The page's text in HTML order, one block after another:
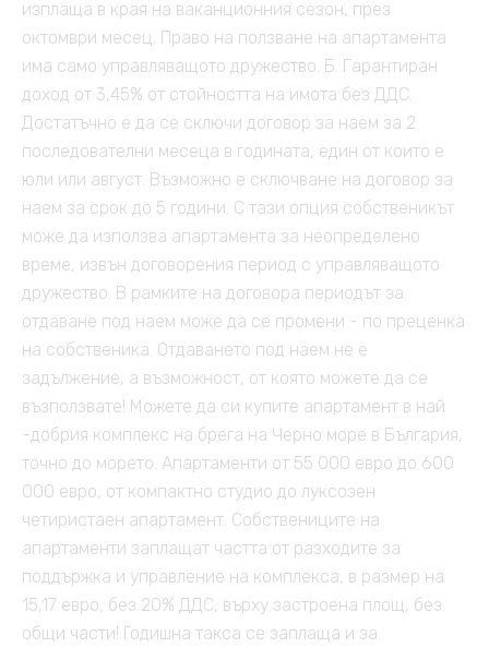
изплаща в края на ваканционния сезон, през
октомври месец. Право на ползване на апартамента
има само управляващото дружество. Б. Гарантиран
доход от 3,45% от стойността на имота без ДДС.
Достатъчно е да се сключи договор за наем за 2
последователни месеца в годината, един от които е
юли или август. Възможно е сключване на договор за
наем за срок до 5 години. С тази опция собственикът
може да използва апартамента за неопределено
време, извън договорения период с управляващото
дружество. В рамките на договора периодът за
отдаване под наем може да се промени - по преценка
на собственика. Отдаването под наем не е
задължение, а възможност, от която можете да се
възползвате! Можете да си купите апартамент в най
-добрия комплекс на брега на Черно море в България,
точно до морето. Апартаменти от 55 000 евро до 600
000 евро, от компактно студио до луксозен
четиристаен апартамент. Собствениците на
апартаменти заплащат частта от разходите за
поддържка и управление на комплекса, в размер на
15,17 евро, без 20% ДДС, върху застроена площ, без
общи части! Годишна такса се заплаща и за